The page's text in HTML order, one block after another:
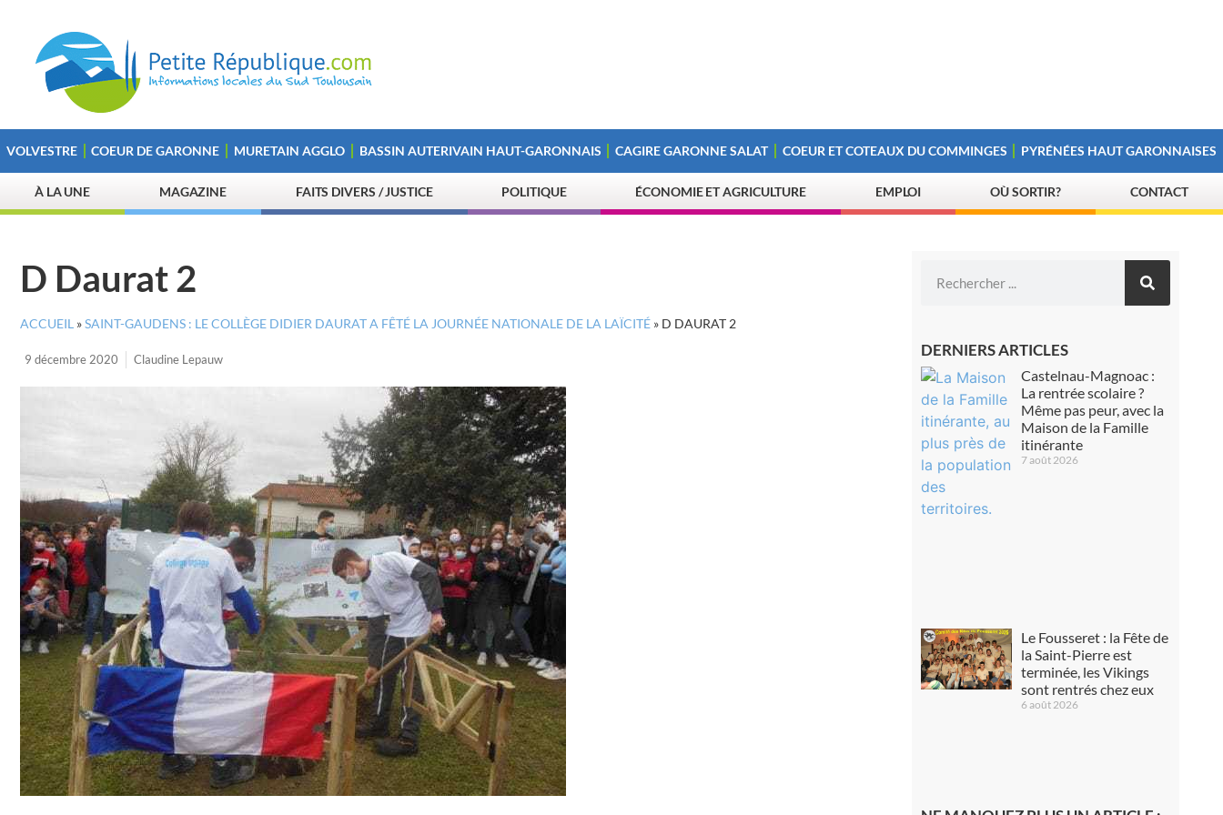
VOLVESTRE COEUR DE GARONNE MURETAIN AGGLO BASSIN AUTERIVAIN HAUT-GARONNAIS CAGIRE GARONNE SALAT COEUR ET COTEAUX DU COMMINGES PYRÉNÉES HAUT GARONNAISES
À LA UNE MAGAZINE FAITS DIVERS / JUSTICE POLITIQUE ÉCONOMIE ET AGRICULTURE EMPLOI OÙ SORTIR? CONTACT
D Daurat 2
ACCUEIL »SAINT-GAUDENS : LE COLLÈGE DIDIER DAURAT A FÊTÉ LA JOURNÉE NATIONALE DE LA LAÏCITÉ » D DAURAT 2
9 décembre 2020 Claudine Lepauw DERNIERS ARTICLES
Castelnau-Magnoac :
La rentrée scolaire ?
Même pas peur, avec la
Maison de la Famille
itinérante
7 août 2026
Le Fousseret : la Fête de
la Saint-Pierre est
terminée, les Vikings
sont rentrés chez eux
6 août 2026